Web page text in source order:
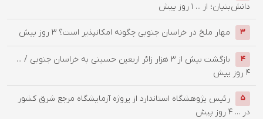
دانش‌بنیان؛ از ... 1 روز پیش
3 ‌مهار ملخ در خراسان جنوبی چگونه امکانپذیر است؟ 3 روز پیش
4
بازگشت بیش از ۳ هزار زائر اربعین حسینی به خراسان جنوبی / ...
4 روز پیش
5
رئیس پژوهشگاه استاندارد از پروژه آزمایشگاه مرجع شرق کشور
در ... 4 روز پیش